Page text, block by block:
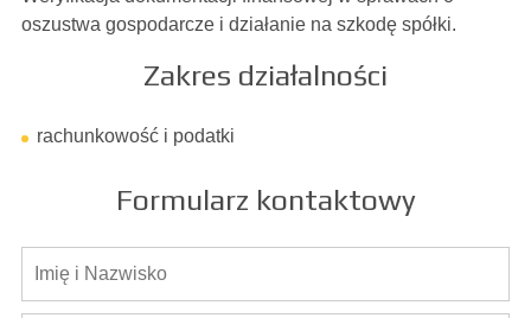
oszustwa gospodarcze i działanie na szkodę spółki.
Zakres działalności
rachunkowość i podatki
Formularz kontaktowy